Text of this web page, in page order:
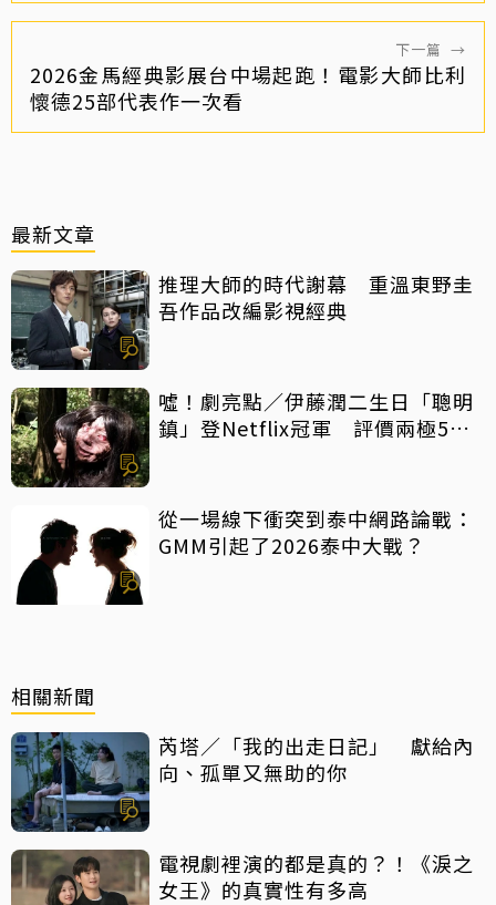
下一篇 →
2026金馬經典影展台中場起跑！電影大師比利
懷德25部代表作一次看
最新文章
推理大師的時代謝幕 重溫東野圭
吾作品改編影視經典
噓！劇亮點／伊藤潤二生日「聰明
鎮」登Netflix冠軍 評價兩極5大
從一場線下衝突到泰中網路論戰：
GMM引起了2026泰中大戰？
相關新聞
芮塔／「我的出走日記」 獻給內
向、孤單又無助的你
電視劇裡演的都是真的？！《淚之
女王》的真實性有多高